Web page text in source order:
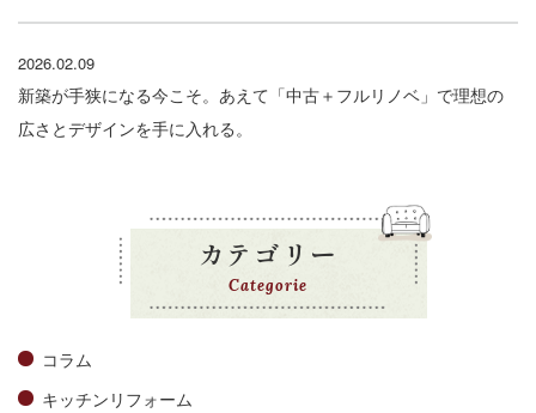
2026.02.09
新築が手狭になる今こそ。あえて「中古＋フルリノベ」で理想の
広さとデザインを手に入れる。
カテゴリー
Categorie
コラム
キッチンリフォーム